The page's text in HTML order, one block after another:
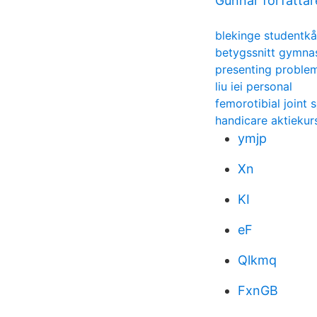
blekinge
betygssnitt
presenting
liu iei personal
femorotibial joint
handicare
ymjp
Xn
KI
eF
Qlkmq
FxnGB